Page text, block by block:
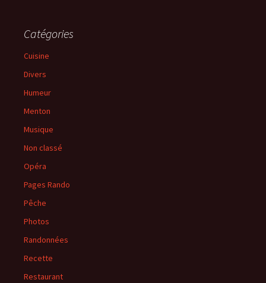
Catégories
Cuisine
Divers
Humeur
Menton
Musique
Non classé
Opéra
Pages Rando
Pêche
Photos
Randonnées
Recette
Restaurant